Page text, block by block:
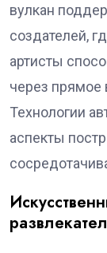
вулкан
создателей,
артисты
через прямое
Технологии
аспекты